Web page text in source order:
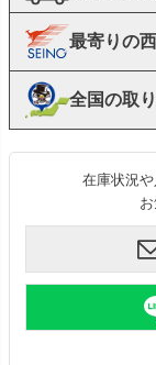
最寄りの
全国の取
在庫状況